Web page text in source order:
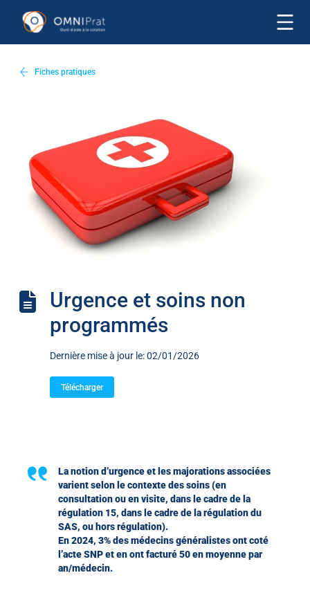
Fiches pratiques
Urgence et soins non
programmés
Dernière mise à jour le: 02/01/2026
Télécharger
La notion d’urgence et les majorations associées
varient selon le contexte des soins (en
consultation ou en visite, dans le cadre de la
régulation 15, dans le cadre de la régulation du
SAS, ou hors régulation).
En 2024, 3% des médecins généralistes ont coté
l’acte SNP et en ont facturé 50 en moyenne par
an/médecin.